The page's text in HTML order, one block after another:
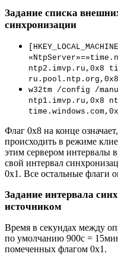
Задание списка
синхронизации
ntp2.imvp.ru,0x8
w32tm /config /
ntp1.imvp.ru,0x8
Флаг 0x8 на конце
происходить в режиме
этим сервером интервалы
свой интервал
0x1. Все остальные флаги
Задание интервала
источником
Время в секундах между
по умолчанию 900с =
помеченных флагом 0x1.